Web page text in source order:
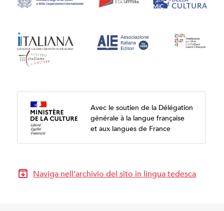
Avec le soutien de la Délégation
générale à la langue française
et aux langues de France
Naviga nell’archivio del sito in lingua tedesca